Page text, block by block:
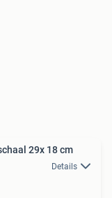
29x 18 cm
Details